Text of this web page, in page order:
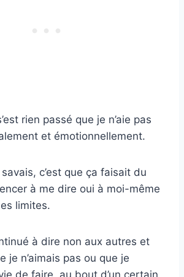
rien passé que je n’aie pas
et émotionnellement.
c’est que ça faisait du
à me dire oui à moi-même
limites.
à dire non aux autres et
je n’aimais pas ou que je
de faire, au bout d’un certain